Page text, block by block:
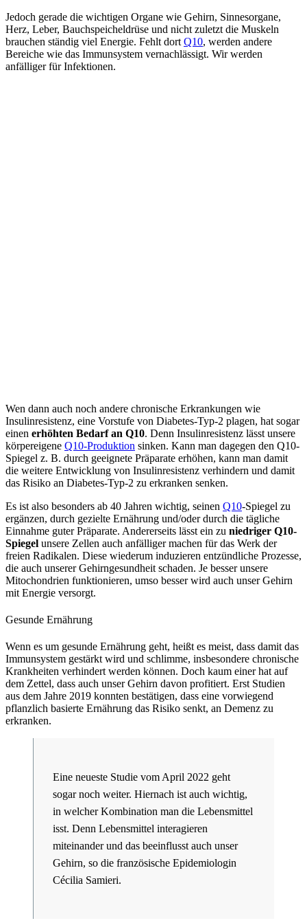
Jedoch gerade die wichtigen Organe wie Gehirn, Sinnesorgane,
Herz, Leber, Bauchspeicheldrüse und nicht zuletzt die Muskeln
brauchen ständig viel Energie. Fehlt dort Q10, werden andere
Bereiche wie das Immunsystem vernachlässigt. Wir werden
anfälliger für Infektionen.
Wen dann auch noch andere chronische Erkrankungen wie
Insulinresistenz, eine Vorstufe von Diabetes-Typ-2 plagen, hat sogar
einen erhöhten Bedarf an Q10. Denn Insulinresistenz lässt unsere
körpereigene Q10-Produktion sinken. Kann man dagegen den Q10-
Spiegel z. B. durch geeignete Präparate erhöhen, kann man damit
die weitere Entwicklung von Insulinresistenz verhindern und damit
das Risiko an Diabetes-Typ-2 zu erkranken senken.
Es ist also besonders ab 40 Jahren wichtig, seinen Q10-Spiegel zu
ergänzen, durch gezielte Ernährung und/oder durch die tägliche
Einnahme guter Präparate. Andererseits lässt ein zu niedriger Q10-
Spiegel unsere Zellen auch anfälliger machen für das Werk der
freien Radikalen. Diese wiederum induzieren entzündliche Prozesse,
die auch unserer Gehirngesundheit schaden. Je besser unsere
Mitochondrien funktionieren, umso besser wird auch unser Gehirn
mit Energie versorgt.
Gesunde Ernährung
Wenn es um gesunde Ernährung geht, heißt es meist, dass damit das
Immunsystem gestärkt wird und schlimme, insbesondere chronische
Krankheiten verhindert werden können. Doch kaum einer hat auf
dem Zettel, dass auch unser Gehirn davon profitiert. Erst Studien
aus dem Jahre 2019 konnten bestätigen, dass eine vorwiegend
pflanzlich basierte Ernährung das Risiko senkt, an Demenz zu
erkranken.
Eine neueste Studie vom April 2022 geht
sogar noch weiter. Hiernach ist auch wichtig,
in welcher Kombination man die Lebensmittel
isst. Denn Lebensmittel interagieren
miteinander und das beeinflusst auch unser
Gehirn, so die französische Epidemiologin
Cécilia Samieri.